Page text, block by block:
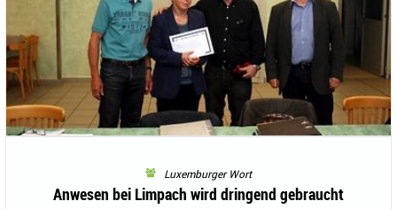
Luxemburger Wort
Anwesen bei Limpach wird dringend gebraucht